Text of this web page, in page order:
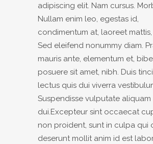
adipiscing elit. Nam cursus.
Nullam enim leo, egestas id,
condimentum at, laoreet mattis,
Sed eleifend nonummy diam.
mauris ante, elementum et,
posuere sit amet, nibh. Duis
lectus quis dui viverra
Suspendisse vulputate aliquam
dui.Excepteur sint occaecat
non proident, sunt in culpa qui
deserunt mollit anim id est